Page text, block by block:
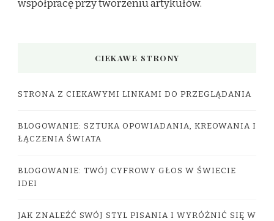
współpracę przy tworzeniu artykułów.
CIEKAWE STRONY
STRONA Z CIEKAWYMI LINKAMI DO PRZEGLĄDANIA
BLOGOWANIE: SZTUKA OPOWIADANIA, KREOWANIA I
ŁĄCZENIA ŚWIATA
BLOGOWANIE: TWÓJ CYFROWY GŁOS W ŚWIECIE
IDEI
JAK ZNALEŹĆ SWÓJ STYL PISANIA I WYRÓŻNIĆ SIĘ W